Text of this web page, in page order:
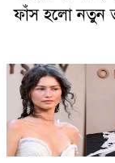
ফাঁস হলো নতুন